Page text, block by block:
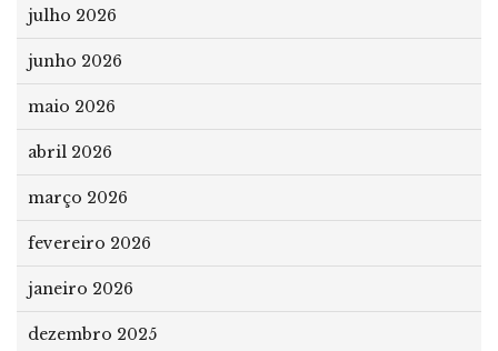
julho 2026
junho 2026
maio 2026
abril 2026
março 2026
fevereiro 2026
janeiro 2026
dezembro 2025